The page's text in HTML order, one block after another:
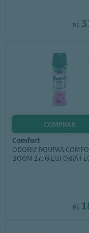
R$
comfort
ODORIZ ROUPAS
BOOM 275G EUFORIA
R$